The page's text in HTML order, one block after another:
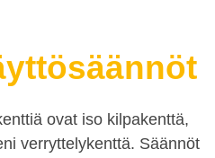
ovat iso kilpakenttä,
verryttelykenttä. Säännöt